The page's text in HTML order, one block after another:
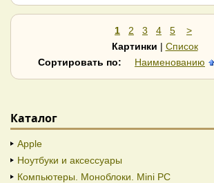
1 2 3 4 5
>
Картинки | Список
Сортировать по:
Наименованию
Каталог
Apple
Ноутбуки и аксессуары
Компьютеры. Моноблоки. Mini PC